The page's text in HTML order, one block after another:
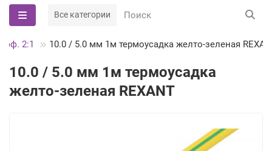
Все категории
2:1 10.0 / 5.0 мм 1м термоусадка желто-зеленая
10.0 / 5.0 мм 1м термоусадка
желто-зеленая REXANT